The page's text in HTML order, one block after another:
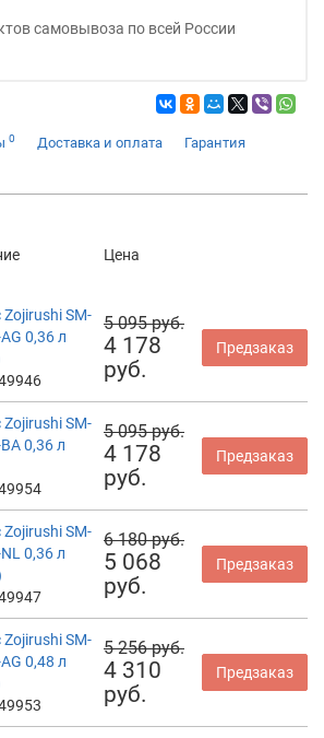
самовывоза по всей России
0 Доставка и оплата Гарантия
Цена
Zojirushi SM-
0,36 л
5 095 руб.
4 178
руб.
Предзаказ
Zojirushi SM-
0,36 л
5 095 руб.
4 178
руб.
Предзаказ
Zojirushi SM-
0,36 л
6 180 руб.
5 068
руб.
Предзаказ
Zojirushi SM-
0,48 л
5 256 руб.
4 310
руб.
Предзаказ